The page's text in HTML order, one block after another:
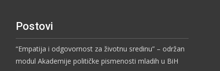
Postovi
“Empatija i odgovornost za životnu sredinu” – održan
modul Akademije političke pismenosti mladih u BiH